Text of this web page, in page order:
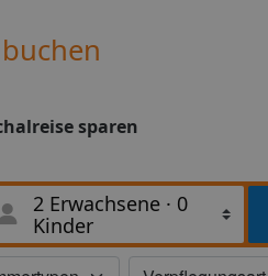
sparen
2 Erwachsene · 0
Kinder